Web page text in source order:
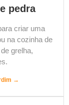
pedra
criar uma
na cozinha de
grelha,
→